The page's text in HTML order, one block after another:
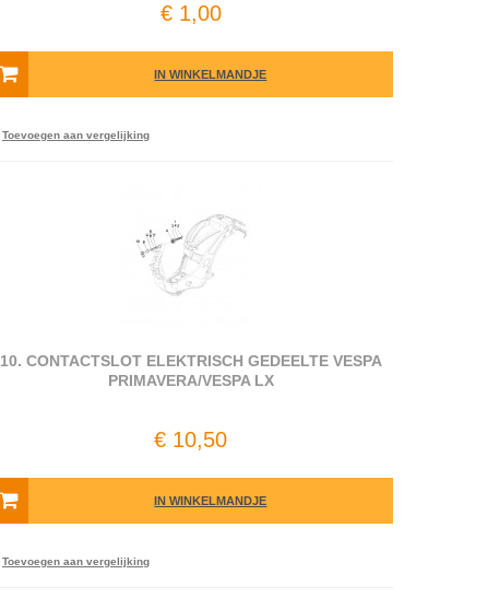
€ 1,00
IN WINKELMANDJE
Toevoegen aan vergelijking
10. CONTACTSLOT ELEKTRISCH GEDEELTE VESPA
PRIMAVERA/VESPA LX
€ 10,50
IN WINKELMANDJE
Toevoegen aan vergelijking